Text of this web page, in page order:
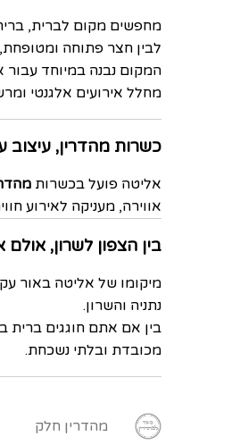
מחפשים מקום לברית,
לבין חצר פתוחה
המקום נבנה במיוחד עבור
מחלל אירועים אלגנטי
כשרות מהדרין, עיצוב
אליטה פועל בכשרות
אווירה, מעניקה לאירוע
בין הצפון לשרון,
מיקומו של אליטה באור
נתניה והשרון.
בין אם אתם חוגגים ברית
מכובדת ובלתי נשכחת.
מהדרין חלק